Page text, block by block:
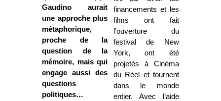
Gaudino aurait
une approche plus
métaphorique,
proche de la
question de la
mémoire, mais qui
engage aussi des
questions
politiques…
financements et les
films ont fait
l’ouverture du
festival de New
York, ont été
projetés à Cinéma
du Réel et tournent
dans le monde
entier. Avec l’aide